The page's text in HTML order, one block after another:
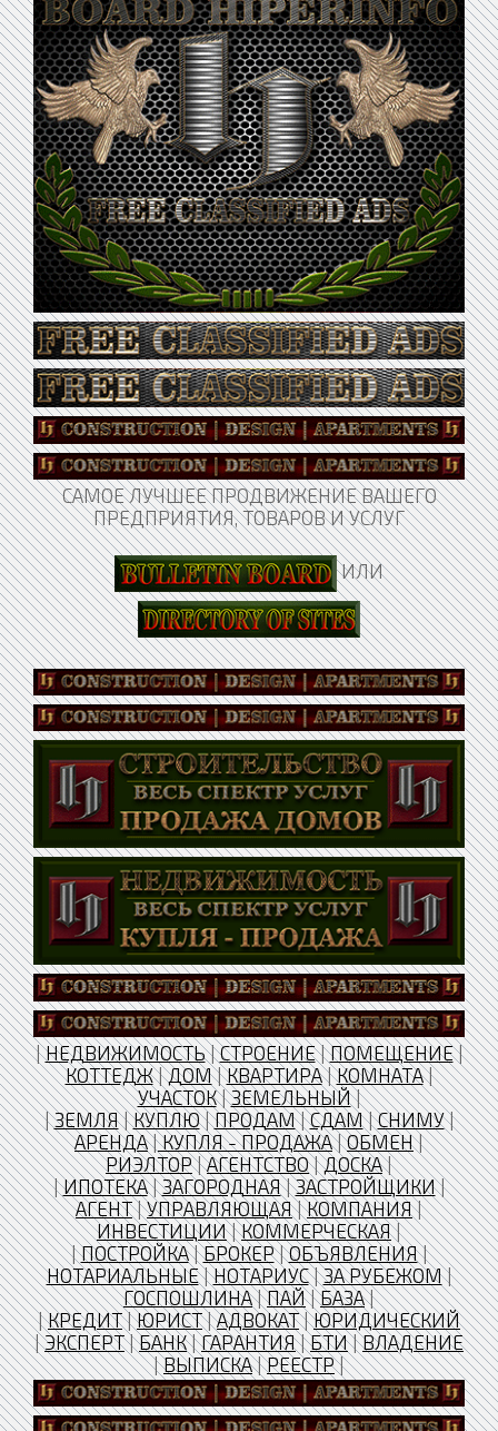
САМОЕ ЛУЧШЕЕ ПРОДВИЖЕНИЕ ВАШЕГО
ПРЕДПРИЯТИЯ, ТОВАРОВ И УСЛУГ
ИЛИ
|НЕДВИЖИМОСТЬ|СТРОЕНИЕ|ПОМЕЩЕНИЕ|
КОТТЕДЖ|ДОМ|КВАРТИРА|КОМНАТА|
УЧАСТОК|ЗЕМЕЛЬНЫЙ|
|ЗЕМЛЯ|КУПЛЮ|ПРОДАМ|СДАМ|СНИМУ|
АРЕНДА| КУПЛЯ - ПРОДАЖА|ОБМЕН|
РИЭЛТОР|АГЕНТСТВО|ДОСКА|
|ИПОТЕКА|ЗАГОРОДНАЯ|ЗАСТРОЙЩИКИ|
АГЕНТ|УПРАВЛЯЮЩАЯ|КОМПАНИЯ|
ИНВЕСТИЦИИ|КОММЕРЧЕСКАЯ|
|ПОСТРОЙКА|БРОКЕР|ОБЪЯВЛЕНИЯ|
НОТАРИАЛЬНЫЕ|НОТАРИУС|ЗА РУБЕЖОМ|
ГОСПОШЛИНА|ПАЙ|БАЗА|
|КРЕДИТ|ЮРИСТ|АДВОКАТ|ЮРИДИЧЕСКИЙ
|ЭКСПЕРТ|БАНК|ГАРАНТИЯ|БТИ|ВЛАДЕНИЕ
|ВЫПИСКА|РЕЕСТР|